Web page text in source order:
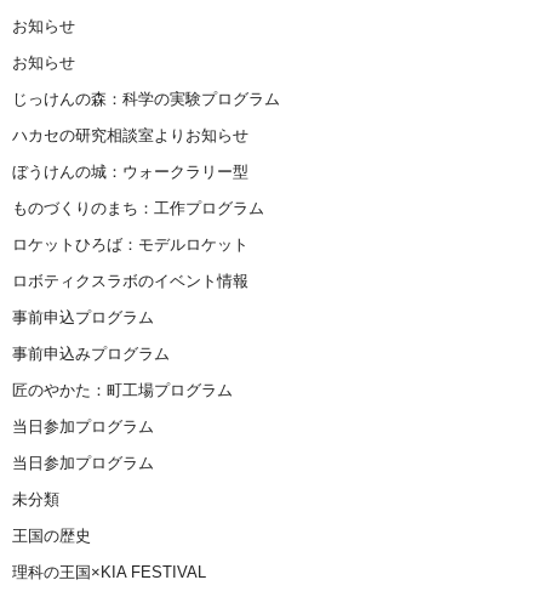
お知らせ
お知らせ
じっけんの森：科学の実験プログラム
ハカセの研究相談室よりお知らせ
ぼうけんの城：ウォークラリー型
ものづくりのまち：工作プログラム
ロケットひろば：モデルロケット
ロボティクスラボのイベント情報
事前申込プログラム
事前申込みプログラム
匠のやかた：町工場プログラム
当日参加プログラム
当日参加プログラム
未分類
王国の歴史
理科の王国×KIA FESTIVAL